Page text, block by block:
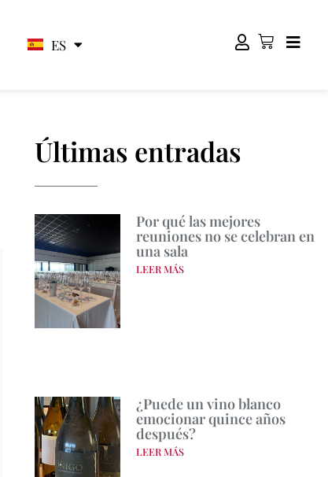
ES
EN
Últimas entradas
Por qué las mejores
reuniones no se celebran en
una sala
LEER MÁS
¿Puede un vino blanco
emocionar quince años
después?
LEER MÁS